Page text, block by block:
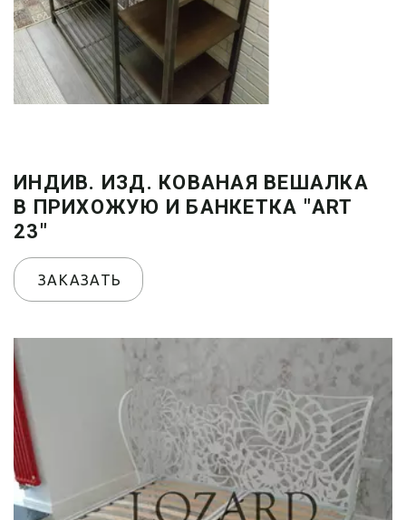
ИНДИВ. ИЗД. КОВАНАЯ ВЕШАЛКА
В ПРИХОЖУЮ И БАНКЕТКА "ART
23"
ЗАКАЗАТЬ